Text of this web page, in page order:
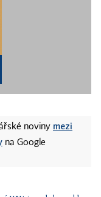
noviny mezi
na Google